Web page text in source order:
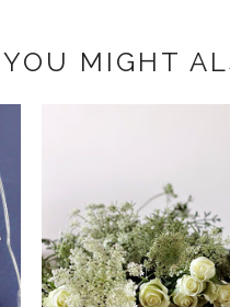
YOU MIGHT